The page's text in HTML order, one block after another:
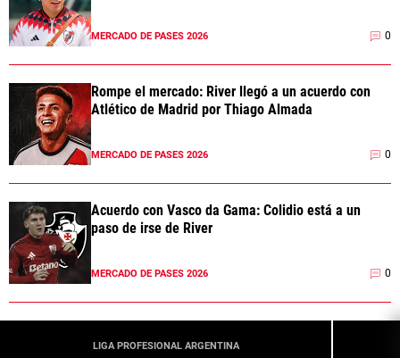
MERCADO DE PASES 2026 0
Rompe el mercado: River llegó a un acuerdo con
Atlético de Madrid por Thiago Almada
MERCADO DE PASES 2026 0
Acuerdo con Vasco da Gama: Colidio está a un
paso de irse de River
MERCADO DE PASES 2026 0
LIGA PROFESIONAL ARGENTINA